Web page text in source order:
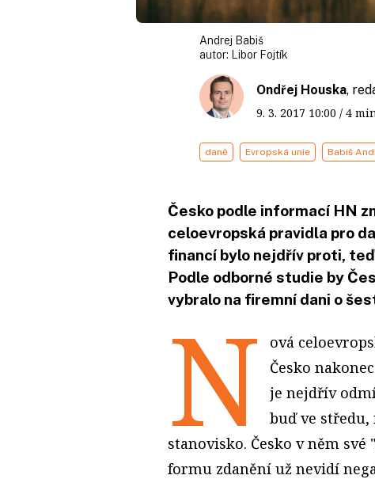
Andrej Babiš
autor: Libor Fojtík
Ondřej Houska,
9. 3. 2017 10:00 / 4
daně Evropská unie Babiš
Česko podle informací HN
celoevropská pravidla pro
financí bylo nejdřív proti,
Podle odborné studie by
vybralo na firemní dani o
N
ová
Česko
je nejdřív
buď ve
stanovisko. Česko v něm
formu zdanění už nevidí